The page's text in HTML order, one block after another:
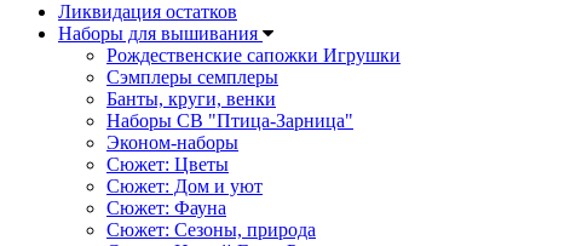
Ликвидация остатков
Наборы для вышивания
Рождественские сапожки Игрушки
Сэмплеры семплеры
Банты, круги, венки
Наборы СВ "Птица-Зарница"
Эконом-наборы
Сюжет: Цветы
Сюжет: Дом и уют
Сюжет: Фауна
Сюжет: Сезоны, природа